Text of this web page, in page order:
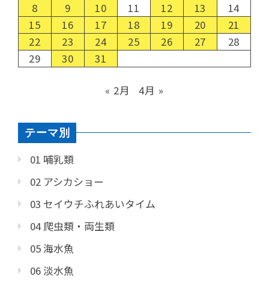
8
9 10 11 12 13
14
15
16 17 18 19 20
21
22
23 24 25 26 27
28
29
30 31
« 2月 4月 »
テーマ別
01 哺乳類
02 アシカショー
03 セイウチふれあいタイム
04 爬虫類・両生類
05 海水魚
06 淡水魚